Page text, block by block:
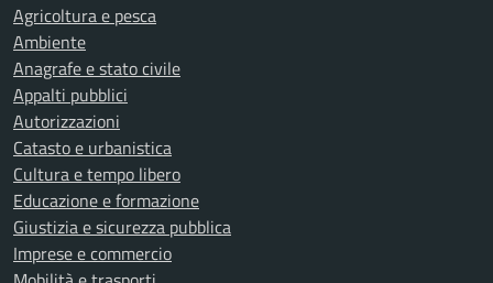
Agricoltura e pesca
Ambiente
Anagrafe e stato civile
Appalti pubblici
Autorizzazioni
Catasto e urbanistica
Cultura e tempo libero
Educazione e formazione
Giustizia e sicurezza pubblica
Imprese e commercio